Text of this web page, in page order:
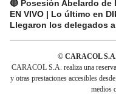
🔴 Posesión Abelardo de
EN VIVO | Lo último en
Llegaron los delegados
© CARACOL S.A.
CARACOL S.A. realiza una
y otras prestaciones accesibles
medios